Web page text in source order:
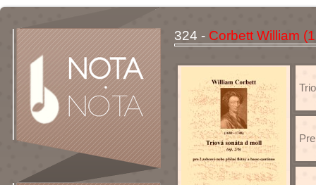
324 - Corbett William